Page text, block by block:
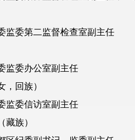
监委第二监督检查室副主任
监委办公室副主任
，回族）
监委信访室副主任
藏族）